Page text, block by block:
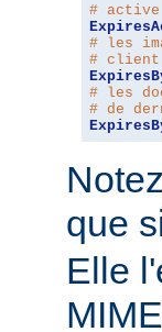
#
# les
# client
# les
# de
que
Elle